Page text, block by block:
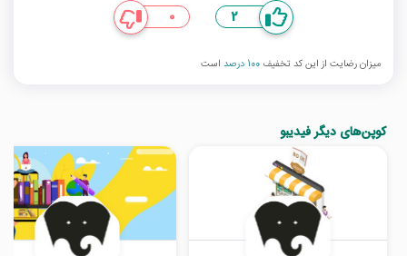
2
0
میزان رضایت از این کد تخفیف 100 درصد است
کوپن‌های دیگر فیدیبو